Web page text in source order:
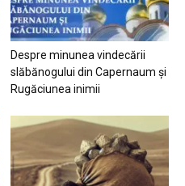
Despre minunea vindecării
slăbănogului din Capernaum și
Rugăciunea inimii